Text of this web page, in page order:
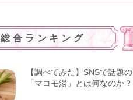
総合ランキング
【調べてみた】SNSで話題の
「マコモ湯」とは何なのか？